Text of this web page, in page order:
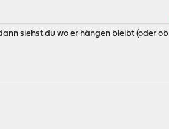
siehst du wo er hängen bleibt (oder ob